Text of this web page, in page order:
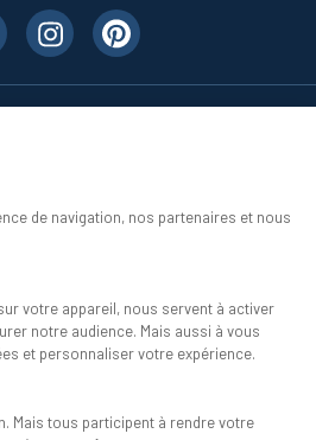
de navigation, nos partenaires et nous
votre appareil, nous servent à activer
notre audience. Mais aussi à vous
et personnaliser votre expérience.
Mais tous participent à rendre votre
légales